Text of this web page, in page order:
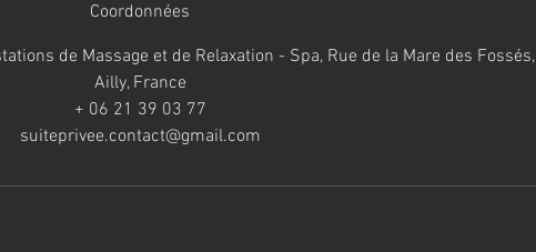
Coordonnées
de Massage et de Relaxation - Spa, Rue de la Mare des Fossés,
Ailly, France
+ 06 21 39 03 77
suiteprivee.contact@gmail.com